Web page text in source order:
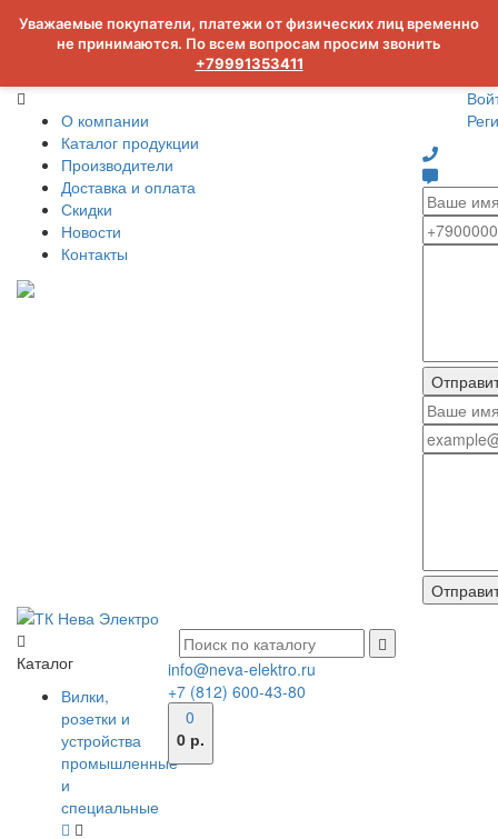
Уважаемые покупатели, платежи от физических лиц временно
не принимаются. По всем вопросам просим звонить
+79991353411
О компании
Каталог продукции
Производители
Доставка и оплата
Скидки
Новости
Контакты
Каталог
Вилки,
розетки и
устройства
промышленные
и
специальные
info@neva-elektro.ru
+7 (812) 600-43-80
0
0 р.